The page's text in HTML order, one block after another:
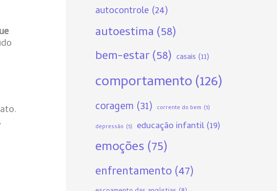
autocontrole (24)
autoestima (58)
bem-estar(58) casais (11)
comportamento(126)
coragem (31) corrente do bem (5)
depressão (5) educação infantil(19)
emoções (75)
enfrentamento (47)